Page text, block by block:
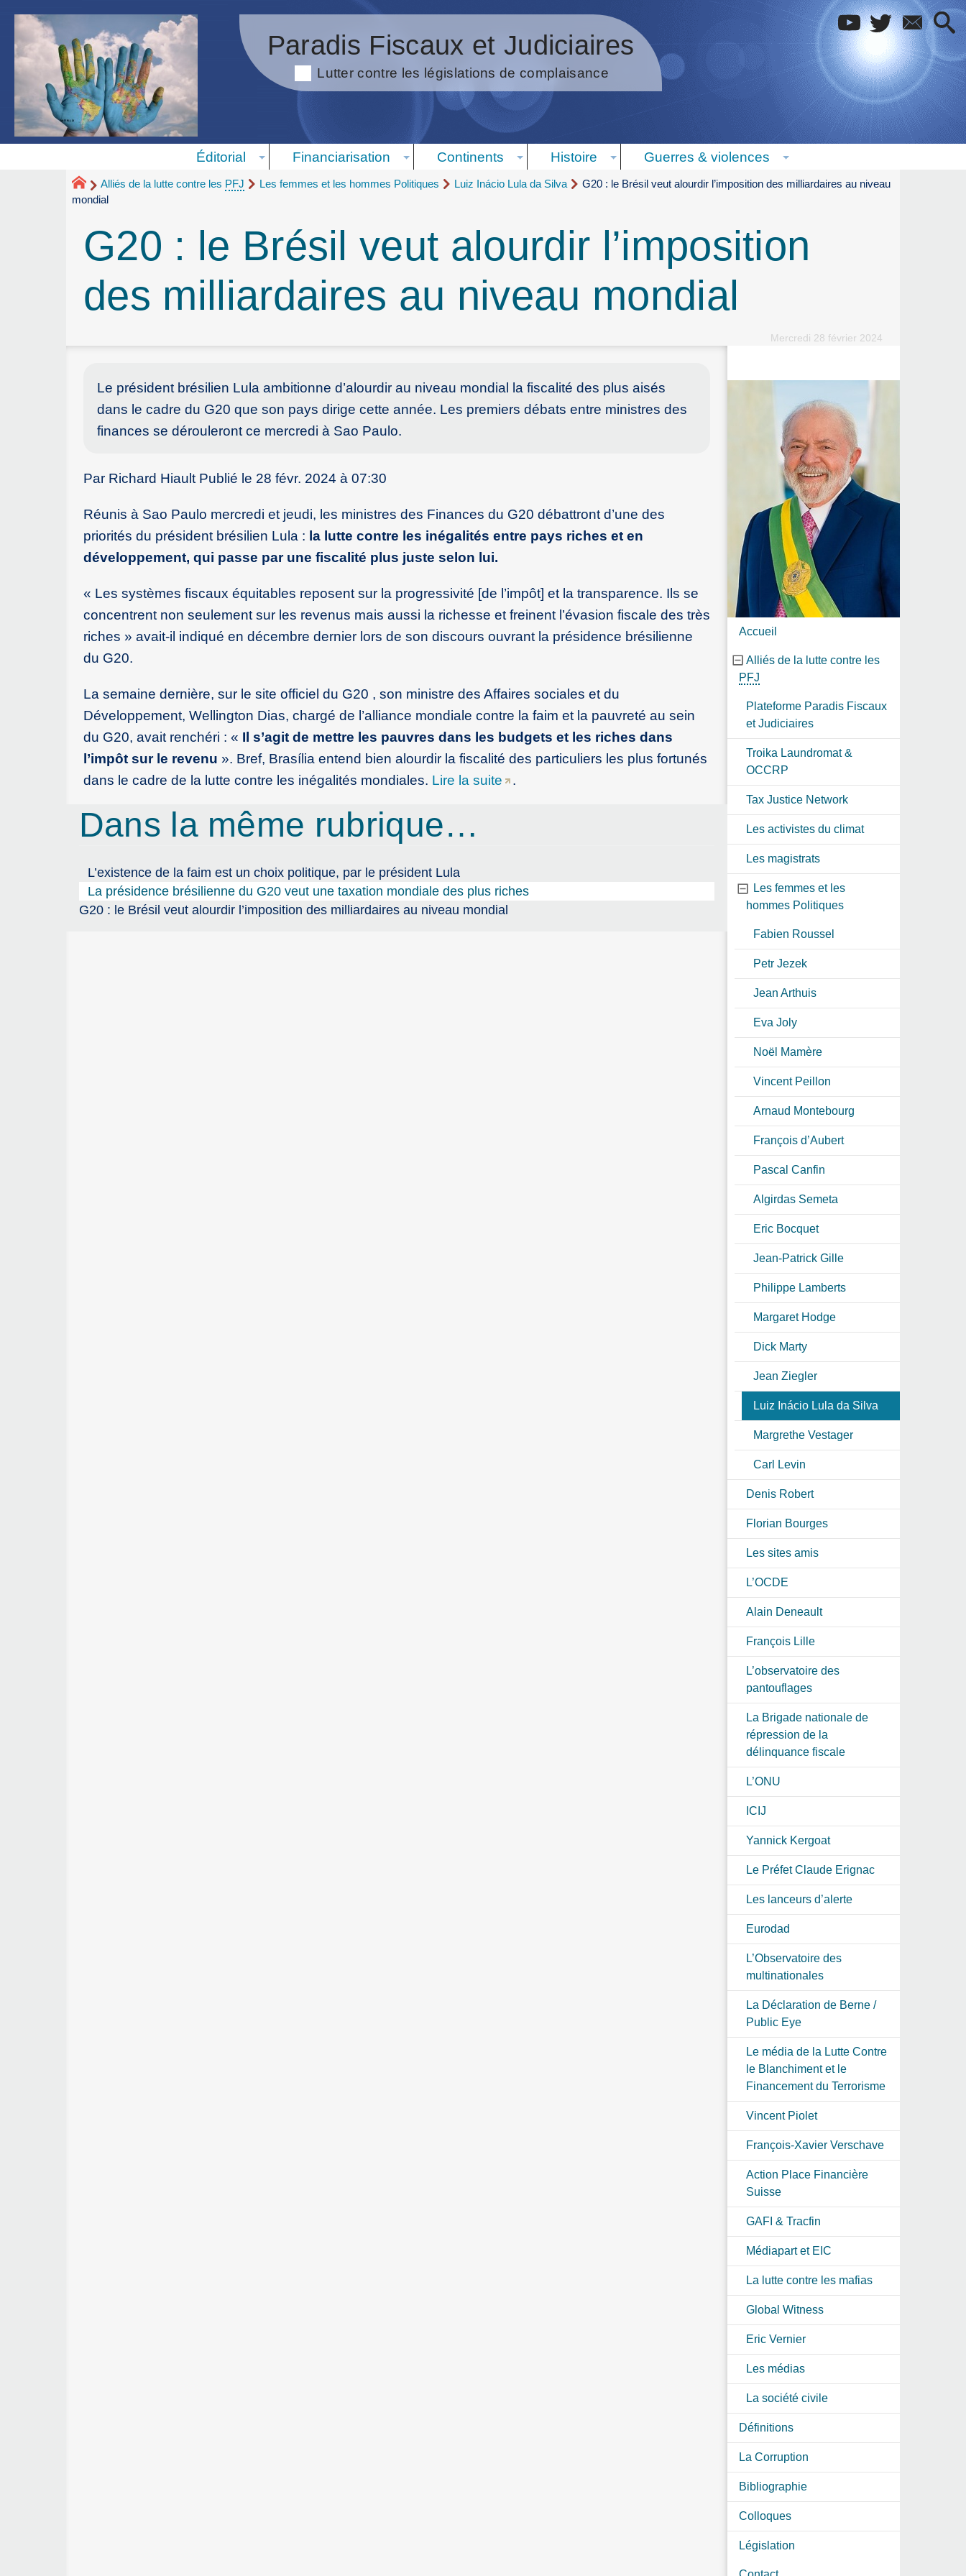
Paradis Fiscaux et Judiciaires
Lutter contre les législations de complaisance
Éditorial Financiarisation Continents Histoire Guerres & violences
Alliés de la lutte contre les PFJ Les femmes et les hommes Politiques Luiz Inácio Lula da Silva
G20 : le Brésil veut alourdir l’imposition des milliardaires au niveau
mondial
G20 : le Brésil veut alourdir l’imposition
des milliardaires au niveau mondial
Mercredi 28 février 2024
Le président brésilien Lula ambitionne d’alourdir au niveau mondial la fiscalité des plus aisés
dans le cadre du G20 que son pays dirige cette année. Les premiers débats entre ministres des
finances se dérouleront ce mercredi à Sao Paulo.
Par Richard Hiault Publié le 28 févr. 2024 à 07:30
Réunis à Sao Paulo mercredi et jeudi, les ministres des Finances du G20 débattront d’une des
priorités du président brésilien Lula : la lutte contre les inégalités entre pays riches et en
développement, qui passe par une fiscalité plus juste selon lui.
« Les systèmes fiscaux équitables reposent sur la progressivité [de l’impôt] et la transparence. Ils se
concentrent non seulement sur les revenus mais aussi la richesse et freinent l’évasion fiscale des très
riches » avait-il indiqué en décembre dernier lors de son discours ouvrant la présidence brésilienne
du G20.
La semaine dernière, sur le site officiel du G20 , son ministre des Affaires sociales et du
Développement, Wellington Dias, chargé de l’alliance mondiale contre la faim et la pauvreté au sein
du G20, avait renchéri : « Il s’agit de mettre les pauvres dans les budgets et les riches dans
l’impôt sur le revenu ». Bref, Brasília entend bien alourdir la fiscalité des particuliers les plus fortunés
dans le cadre de la lutte contre les inégalités mondiales. Lire la suite .
Dans la même rubrique…
L’existence de la faim est un choix politique, par le président Lula
La présidence brésilienne du G20 veut une taxation mondiale des plus riches
G20 : le Brésil veut alourdir l’imposition des milliardaires au niveau mondial
Accueil
Alliés de la lutte contre les
PFJ
Plateforme Paradis Fiscaux
et Judiciaires
Troika Laundromat &
OCCRP
Tax Justice Network
Les activistes du climat
Les magistrats
Les femmes et les
hommes Politiques
Fabien Roussel
Petr Jezek
Jean Arthuis
Eva Joly
Noël Mamère
Vincent Peillon
Arnaud Montebourg
François d’Aubert
Pascal Canfin
Algirdas Semeta
Eric Bocquet
Jean-Patrick Gille
Philippe Lamberts
Margaret Hodge
Dick Marty
Jean Ziegler
Luiz Inácio Lula da Silva
Margrethe Vestager
Carl Levin
Denis Robert
Florian Bourges
Les sites amis
L’OCDE
Alain Deneault
François Lille
L’observatoire des
pantouflages
La Brigade nationale de
répression de la
délinquance fiscale
L’ONU
ICIJ
Yannick Kergoat
Le Préfet Claude Erignac
Les lanceurs d’alerte
Eurodad
L’Observatoire des
multinationales
La Déclaration de Berne /
Public Eye
Le média de la Lutte Contre
le Blanchiment et le
Financement du Terrorisme
Vincent Piolet
François-Xavier Verschave
Action Place Financière
Suisse
GAFI & Tracfin
Médiapart et EIC
La lutte contre les mafias
Global Witness
Eric Vernier
Les médias
La société civile
Définitions
La Corruption
Bibliographie
Colloques
Législation